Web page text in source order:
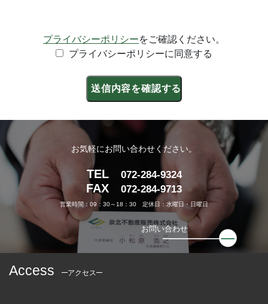
プライバシーポリシーをご確認ください。
プライバシーポリシーに同意する
お気軽にお問い合わせください。
TEL 072-284-9324
FAX 072-284-9713
営業時間：09：30～18：30 定休日：水曜日・日曜日
お問い合わせ
Access アクセス